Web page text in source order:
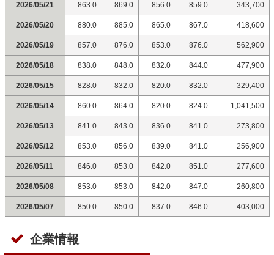
2026/05/21 863.0 869.0 856.0 859.0 343,700
2026/05/20 880.0 885.0 865.0 867.0 418,600
2026/05/19 857.0 876.0 853.0 876.0 562,900
2026/05/18 838.0 848.0 832.0 844.0 477,900
2026/05/15 828.0 832.0 820.0 832.0 329,400
2026/05/14 860.0 864.0 820.0 824.0 1,041,500
2026/05/13 841.0 843.0 836.0 841.0 273,800
2026/05/12 853.0 856.0 839.0 841.0 256,900
2026/05/11 846.0 853.0 842.0 851.0 277,600
2026/05/08 853.0 853.0 842.0 847.0 260,800
2026/05/07 850.0 850.0 837.0 846.0 403,000
企業情報